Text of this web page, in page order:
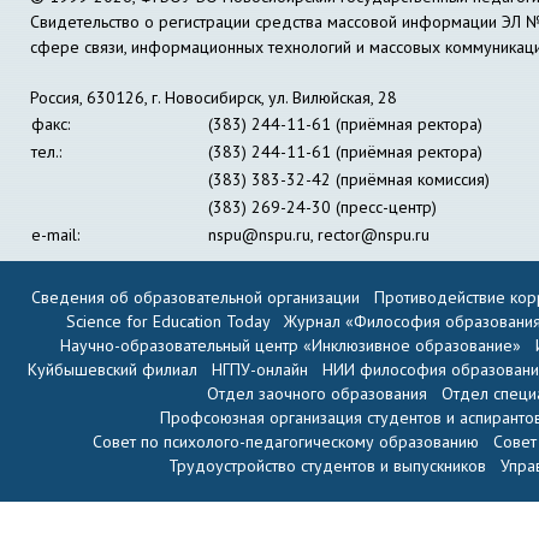
Свидетельство о регистрации средства массовой информации
сфере связи, информационных технологий и массовых
Россия, 630126, г. Новосибирск, ул. Вилюйская, 28
факс:
(383) 244-11-61 (приёмная ректора)
тел.:
(383) 244-11-61 (приёмная ректора)
(383) 383-32-42 (приёмная комиссия)
(383) 269-24-30 (пресс-центр)
e-mail:
nspu@nspu.ru, rector@nspu.ru
Сведения об образовательной организации
Противодействие
Science for Education Today
Журнал «Философия
Научно-образовательный центр «Инклюзивное образование»
Куйбышевский филиал
НГПУ-онлайн
НИИ философия
Отдел заочного образования
Отдел
Профсоюзная организация студентов и
Совет по психолого-педагогическому образованию
Трудоустройство студентов и выпускников